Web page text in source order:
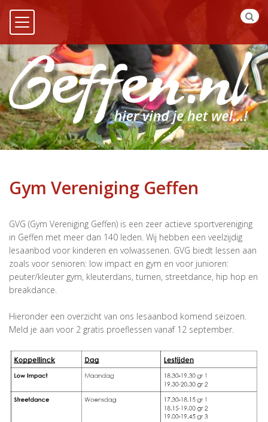
Gym Vereniging Geffen
GVG (Gym Vereniging Geffen) is een zeer actieve sportvereniging
in Geffen met meer dan 140 leden. Wij hebben een veelzijdig
lesaanbod voor kinderen en volwassenen. GVG biedt lessen aan
zoals voor senioren: low impact en gym en voor junioren:
peuter/kleuter gym, kleuterdans, turnen, streetdance, hip hop en
breakdance.
Hieronder een overzicht van ons lesaanbod komend seizoen.
Meld je aan voor 2 gratis proeflessen vanaf 12 september.